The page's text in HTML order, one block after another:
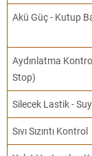
Akü Güç - Kutup
Aydınlatma
Stop)
Silecek Lastik -
Sıvı Sızıntı Kontrol